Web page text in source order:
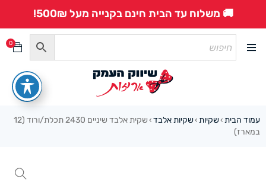
🚚 משלוח עד הבית חינם בקנייה מעל 500₪!
0
עמוד הבית ›שקיות ›שקיות אלבד ›
שקית אלבד שיניים 2430 תכלת/ורוד (12
במארז)